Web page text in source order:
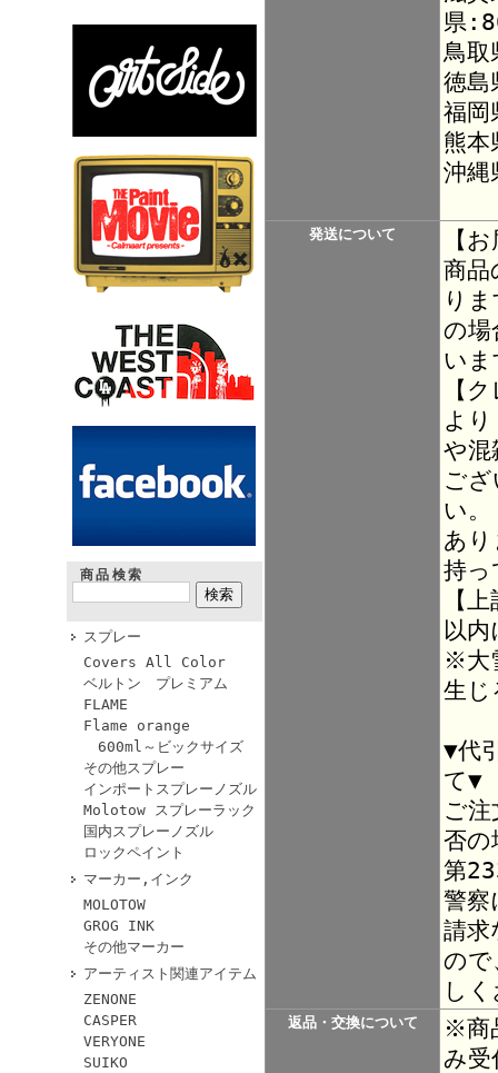
商品検索
スプレー
Covers All Color
ベルトン プレミアム
FLAME
Flame orange
600ml～ビックサイズ
その他スプレー
インポートスプレーノズル
Molotow スプレーラック
国内スプレーノズル
ロックペイント
マーカー,インク
MOLOTOW
GROG INK
その他マーカー
アーティスト関連アイテム
ZENONE
CASPER
VERYONE
SUIKO
県
鳥
徳
福
熊
沖縄
発送について
【
商品
り
の場
い
【
よ
や混
ご
い
あ
持っ
【
以内
※大
生じ
▼代
て▼
ご
否の
第
警察
請求
ので
し
返品・交換について
※商
み受